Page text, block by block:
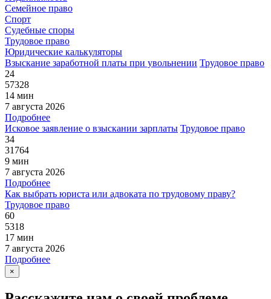
Семейное право
Спорт
Судебные споры
Трудовое право
Юридические калькуляторы
Взыскание заработной платы при увольнении Трудовое право
24
57328
14 мин
7 августа 2026
Подробнее
Исковое заявление о взыскании зарплаты Трудовое право
34
31764
9 мин
7 августа 2026
Подробнее
Как выбрать юриста или адвоката по трудовому праву?
Трудовое право
60
5318
17 мин
7 августа 2026
Подробнее
×